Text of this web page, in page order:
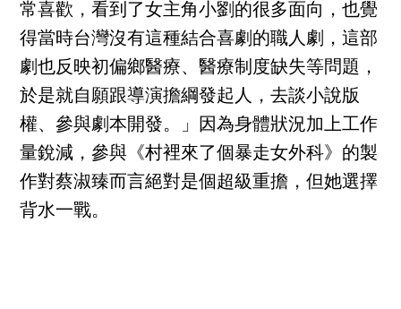
常喜歡，看到了女主角小劉的很多面向，也覺
得當時台灣沒有這種結合喜劇的職人劇，這部
劇也反映初偏鄉醫療、醫療制度缺失等問題，
於是就自願跟導演擔綱發起人，去談小說版
權、參與劇本開發。」因為身體狀況加上工作
量銳減，參與《村裡來了個暴走女外科》的製
作對蔡淑臻而言絕對是個超級重擔，但她選擇
背水一戰。